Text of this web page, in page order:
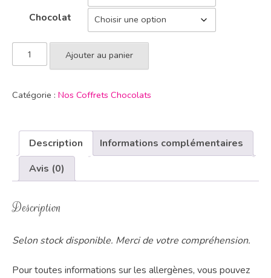
Chocolat
Ajouter au panier
Catégorie : Nos Coffrets Chocolats
Description
Informations complémentaires
Avis (0)
Description
Selon stock disponible. Merci de votre compréhension.
Pour toutes informations sur les allergènes, vous pouvez